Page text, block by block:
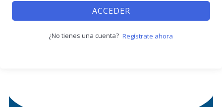
ACCEDER
¿No tienes una cuenta? Regístrate ahora